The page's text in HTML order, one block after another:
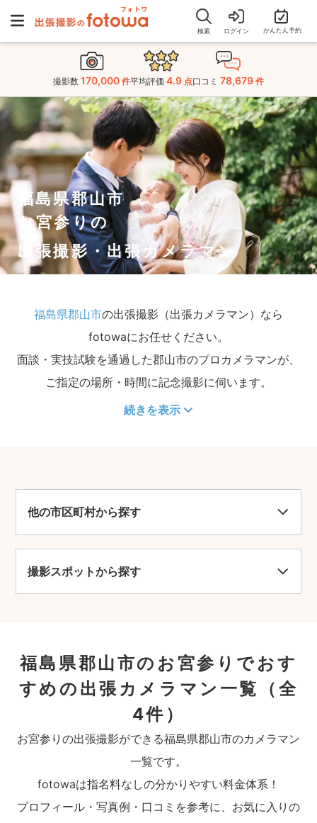
検索 ログイン かんたん予約
撮影数 170,000 件平均評価 4.9 点口コミ 78,679 件
福島県郡山市
お宮参りの
出張撮影・出張カメラマン
福島県郡山市の出張撮影（出張カメラマン）なら
fotowaにお任せください。
面談・実技試験を通過した郡山市のプロカメラマンが、
ご指定の場所・時間に記念撮影に伺います。
続きを表示
他の市区町村から探す
撮影スポットから探す
福島県郡山市のお宮参りでおす
すめの出張カメラマン一覧
（全
4件）
お宮参りの出張撮影ができる福島県郡山市のカメラマン
一覧です。
fotowaは指名料なしの分かりやすい料金体系！
プロフィール・写真例・口コミを参考に、お気に入りの